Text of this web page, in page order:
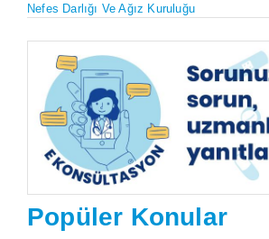
Nefes Darlığı Ve Ağız Kuruluğu
Popüler Konular